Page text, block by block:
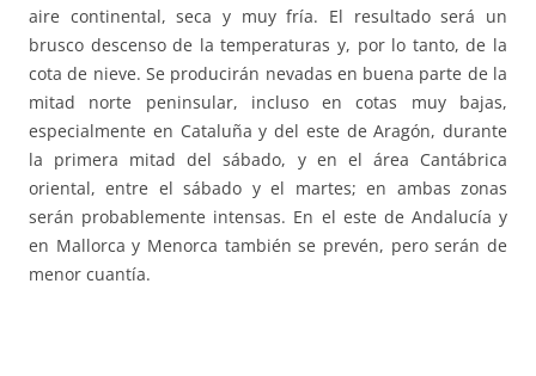
aire continental, seca y muy fría. El resultado será un
brusco descenso de la temperaturas y, por lo tanto, de la
cota de nieve. Se producirán nevadas en buena parte de la
mitad norte peninsular, incluso en cotas muy bajas,
especialmente en Cataluña y del este de Aragón, durante
la primera mitad del sábado, y en el área Cantábrica
oriental, entre el sábado y el martes; en ambas zonas
serán probablemente intensas. En el este de Andalucía y
en Mallorca y Menorca también se prevén, pero serán de
menor cuantía.